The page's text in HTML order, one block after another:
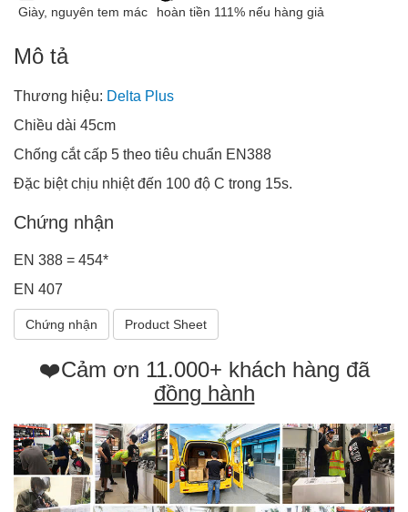
Giày, nguyên tem mác hoàn tiền 111% nếu hàng giả
Mô tả
Thương hiệu: Delta Plus
Chiều dài 45cm
Chống cắt cấp 5 theo tiêu chuẩn EN388
Đặc biệt chịu nhiệt đến 100 độ C trong 15s.
Chứng nhận
EN 388 = 454*
EN 407
Chứng nhận Product Sheet
❤️Cảm ơn 11.000+ khách hàng đã
đồng hành